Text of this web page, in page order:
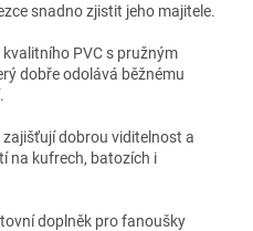
snadno zjistit jeho majitele.
PVC s pružným
dobře odolává běžnému
zajišťují dobrou viditelnost a
na kufrech, batozích i
doplněk pro fanoušky